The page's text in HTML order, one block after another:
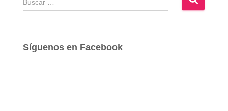
u
a
Síguenos en Facebook